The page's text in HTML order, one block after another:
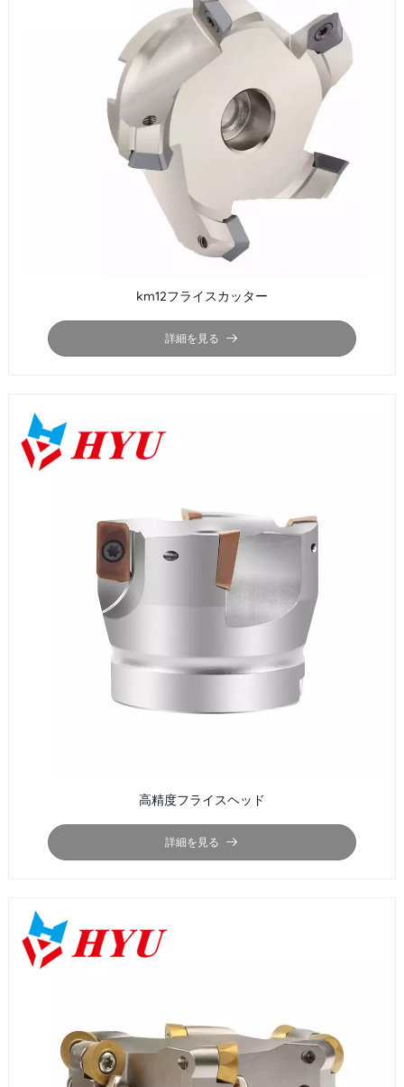
km12フライスカッター
詳細を見る
高精度フライスヘッド
詳細を見る